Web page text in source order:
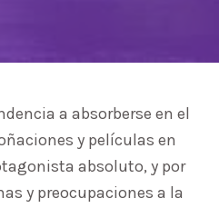
a absorberse en el
y películas en
absoluto, y por
y preocupaciones a la